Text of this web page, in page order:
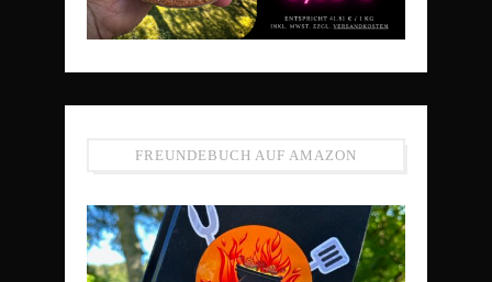
FREUNDEBUCH AUF AMAZON